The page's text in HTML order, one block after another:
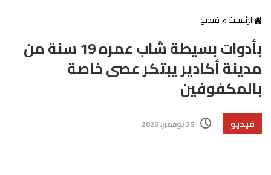
الرئيسية>فيديو
بأدوات بسيطة شاب عمره 19 سنة من
مدينة أكادير يبتكر عصى خاصة
بالمكفوفين
فيديو 25 نوفمبر، 2025